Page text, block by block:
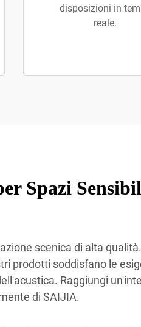
disposizioni in
reale.
Spazi
scenica di alta
prodotti soddisfano le
Raggiungi
di SAIJIA.